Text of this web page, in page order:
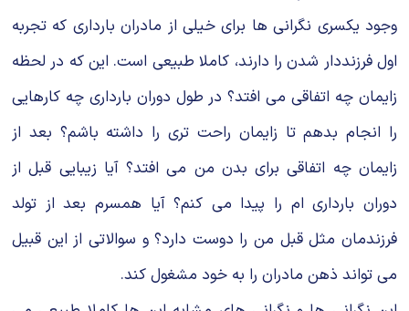
وجود یکسری نگرانی ها برای خیلی از مادران بارداری که تجربه
اول فرزنددار شدن را دارند، کاملا طبیعی است. این که در لحظه
زایمان چه اتفاقی می افتد؟ در طول دوران بارداری چه کارهایی
را انجام بدهم تا زایمان راحت تری را داشته باشم؟ بعد از
زایمان چه اتفاقی برای بدن من می افتد؟ آیا زیبایی قبل از
دوران بارداری ام را پیدا می کنم؟ آیا همسرم بعد از تولد
فرزندمان مثل قبل من را دوست دارد؟ و سوالاتی از این قبیل
می تواند ذهن مادران را به خود مشغول کند.